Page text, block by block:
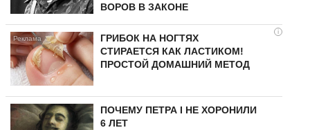
ВОРОВ В ЗАКОНЕ
i
ГРИБОК НА НОГТЯХ
СТИРАЕТСЯ КАК ЛАСТИКОМ!
ПРОСТОЙ ДОМАШНИЙ МЕТОД
ПОЧЕМУ ПЕТРА I НЕ ХОРОНИЛИ
6 ЛЕТ